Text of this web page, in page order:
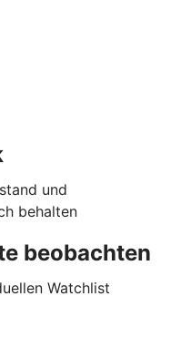
und
behalten
beobachten
Watchlist